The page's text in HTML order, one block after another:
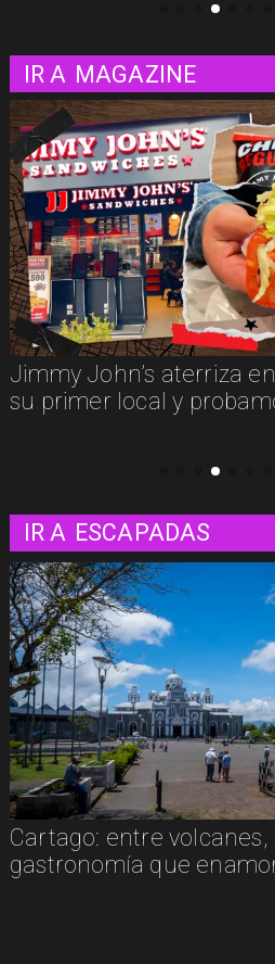
IR A MAGAZINE
Jimmy John’s aterriza
su primer local y
IR A ESCAPADAS
Cartago: entre volcanes,
gastronomía que